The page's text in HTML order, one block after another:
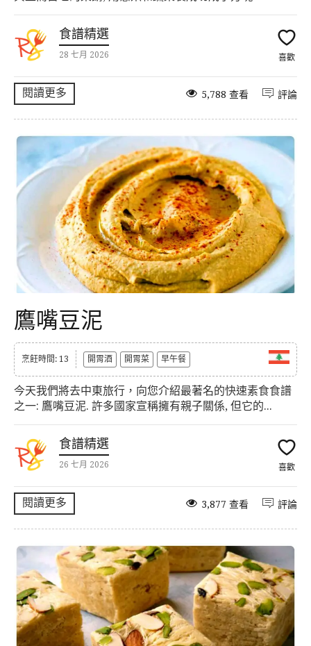
食譜精選
28 七月 2026 喜歡
閱讀更多 評論
5,788 查看
鷹嘴豆泥
烹飪時間: 13 開胃酒 開胃菜 早午餐
今天我們將去中東旅行，向您介紹最著名的快速素食食譜
之一: 鷹嘴豆泥. 許多國家宣稱擁有親子關係, 但它的...
食譜精選
26 七月 2026 喜歡
閱讀更多 評論
3,877 查看